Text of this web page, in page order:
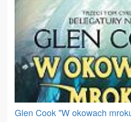
Glen Cook "W okowach